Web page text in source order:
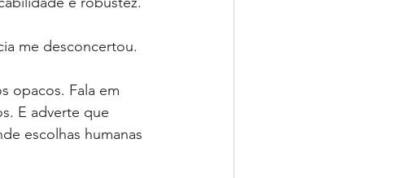
me desconcertou.
opacos. Fala em
E adverte que
escolhas humanas